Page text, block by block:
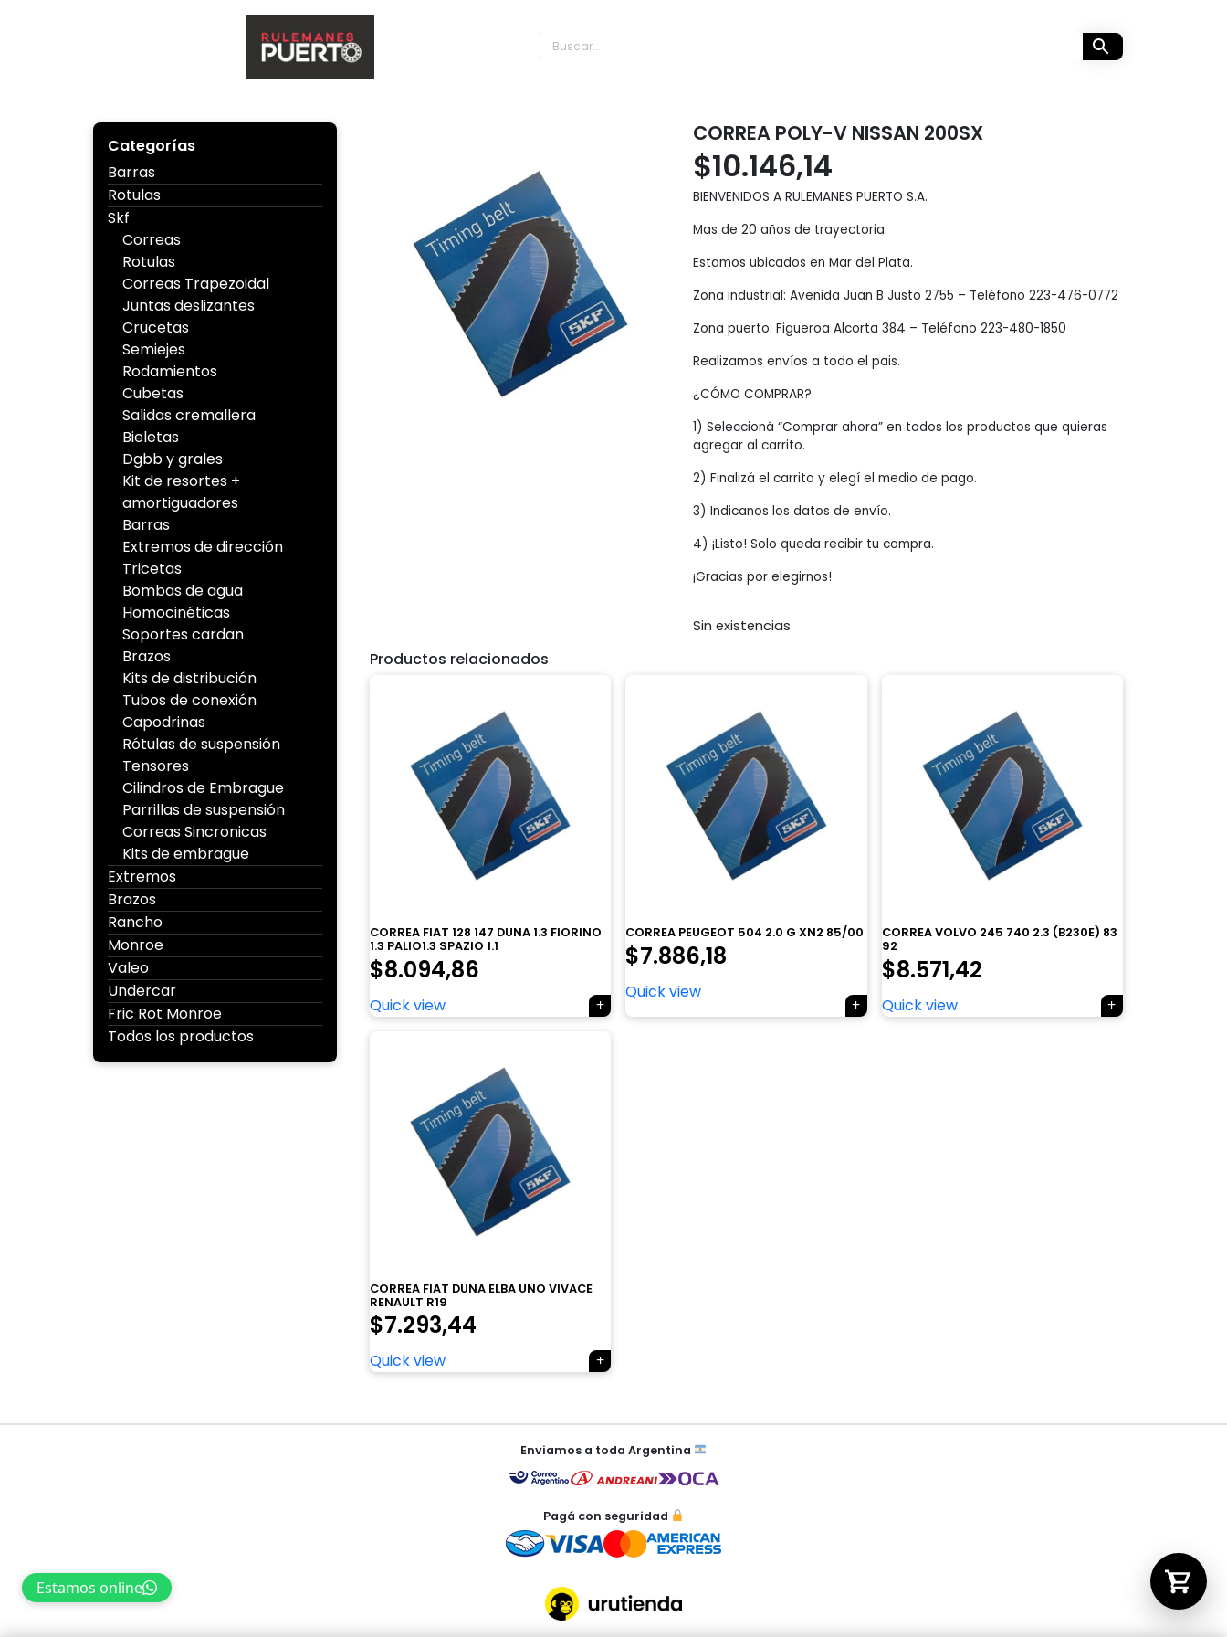
Categorías
Barras
Rotulas
Skf
Correas
Rotulas
Correas Trapezoidal
Juntas deslizantes
Crucetas
Semiejes
Rodamientos
Cubetas
Salidas cremallera
Bieletas
Dgbb y grales
Kit de resortes +
amortiguadores
Barras
Extremos de dirección
Tricetas
Bombas de agua
Homocinéticas
Soportes cardan
Brazos
Kits de distribución
Tubos de conexión
Capodrinas
Rótulas de suspensión
Tensores
Cilindros de Embrague
Parrillas de suspensión
Correas Sincronicas
Kits de embrague
Extremos
Brazos
Rancho
Monroe
Valeo
Undercar
Fric Rot Monroe
Todos los productos
CORREA POLY-V NISSAN 200SX
$10.146,14
BIENVENIDOS A RULEMANES PUERTO S.A.
Mas de 20 años de trayectoria.
Estamos ubicados en Mar del Plata.
Zona industrial: Avenida Juan B Justo 2755 – Teléfono 223-476-0772
Zona puerto: Figueroa Alcorta 384 – Teléfono 223-480-1850
Realizamos envíos a todo el pais.
¿CÓMO COMPRAR?
1) Seleccioná “Comprar ahora” en todos los productos que quieras
agregar al carrito.
2) Finalizá el carrito y elegí el medio de pago.
3) Indicanos los datos de envío.
4) ¡Listo! Solo queda recibir tu compra.
¡Gracias por elegirnos!
Sin existencias
Productos relacionados
CORREA FIAT 128 147 DUNA 1.3 FIORINO
1.3 PALIO1.3 SPAZIO 1.1
$8.094,86
Quick view
CORREA PEUGEOT 504 2.0 G XN2 85/00
$7.886,18
Quick view
CORREA VOLVO 245 740 2.3 (B230E) 83
92
$8.571,42
Quick view
CORREA FIAT DUNA ELBA UNO VIVACE
RENAULT R19
$7.293,44
Quick view
Navegación
Enviamos a toda Argentina
Pagá con seguridad
Estamos online